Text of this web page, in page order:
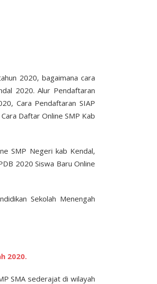
2020, bagaimana cara
2020. Alur Pendaftaran
Cara Pendaftaran SIAP
Daftar Online SMP Kab
SMP Negeri kab Kendal,
2020 Siswa Baru Online
Sekolah Menengah
2020.
SMA sederajat di wilayah